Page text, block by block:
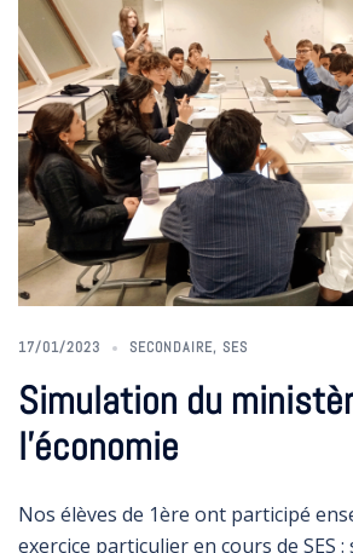
17/01/2023 SECONDAIRE, SES
Simulation du
l’économie
Nos élèves de 1ère ont participé
exercice particulier en cours de SES